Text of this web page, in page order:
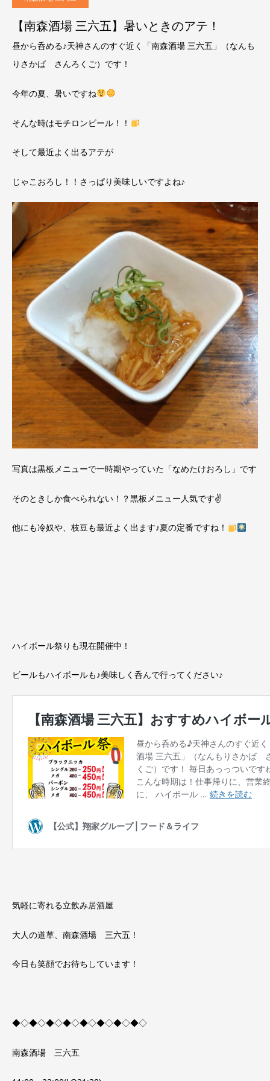
【南森酒場 三六五】暑いときのアテ！
昼から呑める♪天神さんのすぐ近く「南森酒場 三六五」（なんも
りさかば さんろくご）です！
今年の夏、暑いですね
そんな時はモチロンビール！！
そして最近よく出るアテが
じゃこおろし！！さっぱり美味しいですよね♪
写真は黒板メニューで一時期やっていた「なめたけおろし」です
そのときしか食べられない！？黒板メニュー人気です✌
他にも冷奴や、枝豆も最近よく出ます♪夏の定番ですね！
ハイボール祭りも現在開催中！
ビールもハイボールも♪美味しく呑んで行ってください♪
気軽に寄れる立飲み居酒屋
大人の道草、南森酒場 三六五！
今日も笑顔でお待ちしています！
◆◇◆◇◆◇◆◇◆◇◆◇◆◇◆◇
南森酒場 三六五